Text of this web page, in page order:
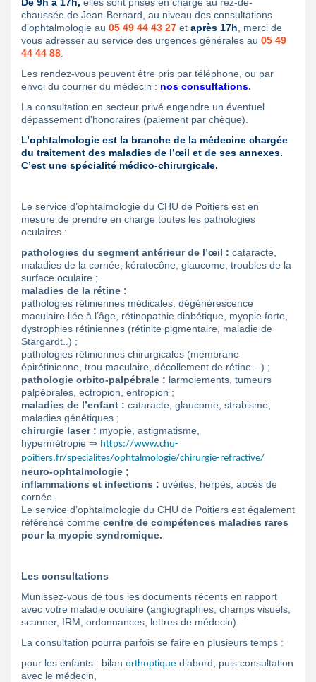
chaussée de Jean-Bernard, au niveau des consultations
d’ophtalmologie au 05 49 44 43 27 et après 17h , merci de
vous adresser au service des urgences générales au 05 49
44 44 88
Les rendez-vous peuvent être pris par téléphone, ou par
envoi du courrier du médecin : nos consultations.
La consultation en secteur privé engendre un éventuel
dépassement d'honoraires (paiement par chèque).
L’ophtalmologie est la branche de la médecine chargée
du traitement des maladies de l’œil et de ses annexes.
C’est une spécialité médico-chirurgicale.
Le service d’ophtalmologie du CHU de Poitiers est en
mesure de prendre en charge toutes les pathologies
oculaires :
pathologies du segment antérieur de l’œil : cataracte,
maladies de la cornée, kératocône, glaucome, troubles de la
surface oculaire ;
maladies de la rétine :
pathologies rétiniennes médicales: dégénérescence
maculaire liée à l’âge, rétinopathie diabétique, myopie forte,
dystrophies rétiniennes (rétinite pigmentaire, maladie de
Stargardt..) ;
pathologies rétiniennes chirurgicales (membrane
épirétinienne, trou maculaire, décollement de rétine…) ;
pathologie orbito-palpébrale : larmoiements, tumeurs
palpébrales, ectropion, entropion ;
maladies de l’enfant : cataracte, glaucome, strabisme,
maladies génétiques ;
chirurgie laser : myopie, astigmatisme,
hypermétropie ⇒ https://www.chu-
poitiers.fr/specialites/ophtalmologie/chirurgie-refractive/
neuro-ophtalmologie ;
inflammations et infections : uvéites, herpès, abcès de
cornée.
Le service d’ophtalmologie du CHU de Poitiers est également
référencé comme centre de compétences maladies rares
pour la myopie syndromique.
Les consultations
Munissez-vous de tous les documents récents en rapport
avec votre maladie oculaire (angiographies, champs visuels,
scanner, IRM, ordonnances, lettres de médecin).
La consultation pourra parfois se faire en plusieurs temps :
pour les enfants : bilan orthoptique d’abord, puis consultation
avec le médecin,